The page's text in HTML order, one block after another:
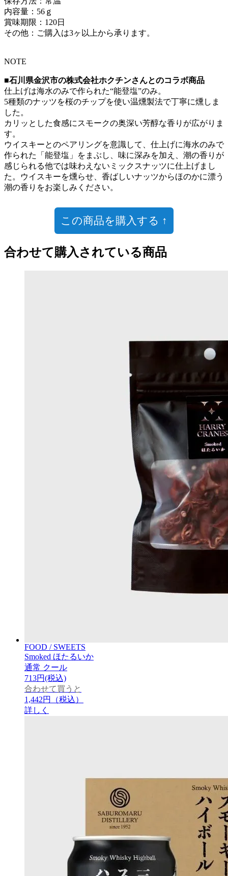
内容量：56ｇ
賞味期限：120日
その他：ご購入は3ヶ以上から承ります。
NOTE
■石川県金沢市の株式会社ホクチンさんとのコラボ商品
仕上げは海水のみで作られた“能登塩”のみ。
5種類のナッツを桜のチップを使い温燻製法で丁寧に燻しま
した。
カリッとした食感にスモークの奥深い芳醇な香りが広がりま
す。
ウイスキーとのペアリングを意識して、仕上げに海水のみで
作られた「能登塩」をまぶし、味に深みを加え、潮の香りが
感じられる他では味わえないミックスナッツに仕上げまし
た。ウイスキーを燻らせ、香ばしいナッツからほのかに漂う
潮の香りをお楽しみください。
この商品を購入する ↑
合わせて購入されている商品
FOOD / SWEETS
Smoked ほたるいか
通常 クール
713円(税込)
合わせて買うと
1,442円
（税込）
詳しく